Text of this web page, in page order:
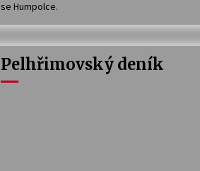
se Humpolce.
Pelhřimovský deník